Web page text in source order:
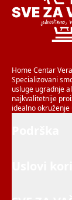
Home Centar
Specializovani
usluge ugradnje
najkvalitetnije
idealno okruženje